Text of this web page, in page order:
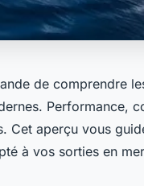
de comprendre
Performance,
Cet aperçu vous
à vos sorties en